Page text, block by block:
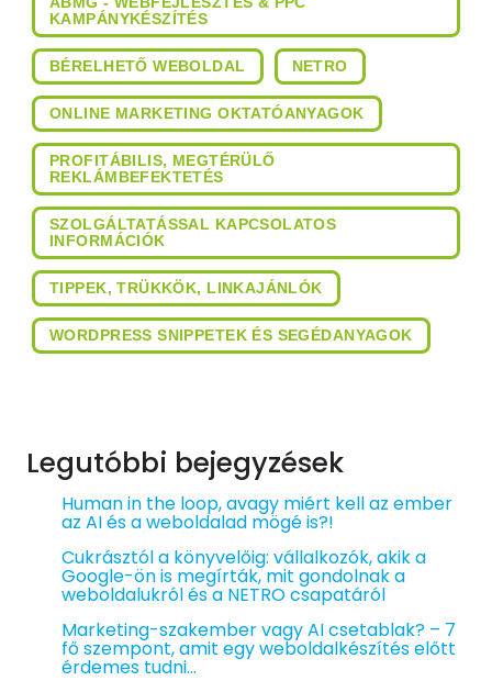
KAMPÁNYKÉSZÍTÉS
BÉRELHETŐ WEBOLDAL NETRO
ONLINE MARKETING OKTATÓANYAGOK
PROFITÁBILIS, MEGTÉRÜLŐ
REKLÁMBEFEKTETÉS
SZOLGÁLTATÁSSAL KAPCSOLATOS
INFORMÁCIÓK
TIPPEK, TRÜKKÖK, LINKAJÁNLÓK
WORDPRESS SNIPPETEK ÉS SEGÉDANYAGOK
Legutóbbi bejegyzések
Human in the loop, avagy miért kell az ember
az AI és a weboldalad mögé is?!
Cukrásztól a könyvelőig: vállalkozók, akik a
Google-ön is megírták, mit gondolnak a
weboldalukról és a NETRO csapatáról
Marketing-szakember vagy AI csetablak? – 7
fő szempont, amit egy weboldalkészítés előtt
érdemes tudni…